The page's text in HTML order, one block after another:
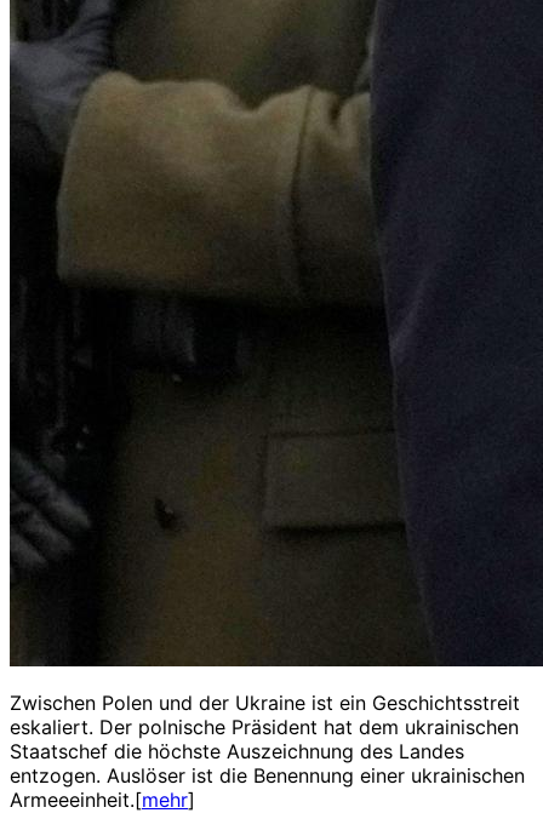
Zwischen Polen und der Ukraine ist ein Geschichtsstreit
eskaliert. Der polnische Präsident hat dem ukrainischen
Staatschef die höchste Auszeichnung des Landes
entzogen. Auslöser ist die Benennung einer ukrainischen
Armeeeinheit.[mehr]